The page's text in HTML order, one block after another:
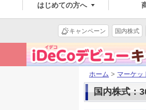
はじめての方へ
キャンペーン 国内株式
ホーム > マーケッ
国内株式：